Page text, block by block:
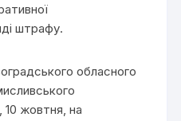
штрафу.
обласного
10 жовтня, на